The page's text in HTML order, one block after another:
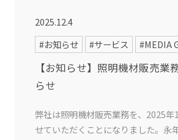
2025.12.4
#お知らせ
#サービス #MEDIA
【お知らせ】照明機材販売業
らせ
弊社は照明機材販売業務を、2025年
せていただくことになりました。永